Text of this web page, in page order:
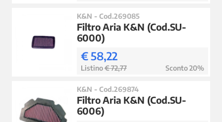
K&N - Cod.269085
Filtro Aria K&N (Cod.SU-
6000)
€ 58,22
Listino€ 72,77 Sconto 20%
K&N - Cod.269874
Filtro Aria K&N (Cod.SU-
6006)